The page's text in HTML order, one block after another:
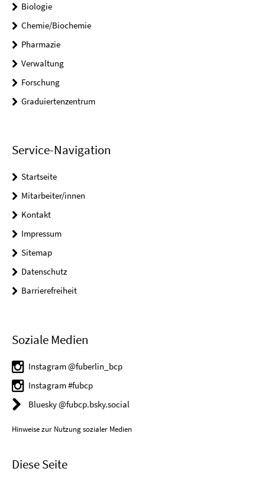
Biologie
Chemie/Biochemie
Pharmazie
Verwaltung
Forschung
Graduiertenzentrum
Service-Navigation
Startseite
Mitarbeiter/innen
Kontakt
Impressum
Sitemap
Datenschutz
Barrierefreiheit
Soziale Medien
Instagram @fuberlin_bcp
Instagram #fubcp
Bluesky @fubcp.bsky.social
Hinweise zur Nutzung sozialer Medien
Diese Seite